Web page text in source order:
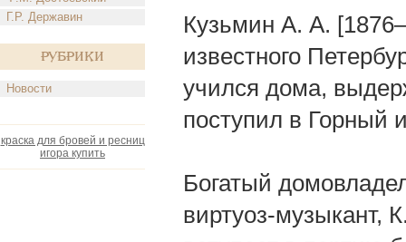
Г.Р. Державин
Рубрики
Новости
краска для бровей и ресниц
игора купить
Кузьмин А. А.
известного
учился дома,
поступил в Горный
Богатый
виртуоз-музыкант,